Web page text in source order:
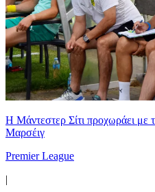
Η Μάντεστερ Σίτι προχωράει με
Μαρσέιγ
Premier League
|